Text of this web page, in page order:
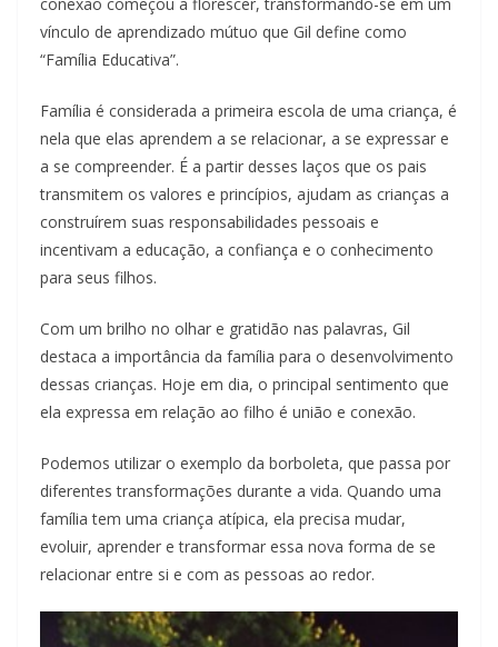
vínculo de aprendizado mútuo que Gil define como
“Família Educativa”.
Família é considerada a primeira escola de uma criança, é
nela que elas aprendem a se relacionar, a se expressar e
a se compreender. É a partir desses laços que os pais
transmitem os valores e princípios, ajudam as crianças a
construírem suas responsabilidades pessoais e
incentivam a educação, a confiança e o conhecimento
para seus filhos.
Com um brilho no olhar e gratidão nas palavras, Gil
destaca a importância da família para o desenvolvimento
dessas crianças. Hoje em dia, o principal sentimento que
ela expressa em relação ao filho é união e conexão.
Podemos utilizar o exemplo da borboleta, que passa por
diferentes transformações durante a vida. Quando uma
família tem uma criança atípica, ela precisa mudar,
evoluir, aprender e transformar essa nova forma de se
relacionar entre si e com as pessoas ao redor.